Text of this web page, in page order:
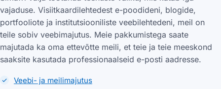
vajaduse. Visiitkaardilehtedest e-poodideni, blogide,
portfooliote ja institutsiooniliste veebilehtedeni, meil on
teile sobiv veebimajutus. Meie pakkumistega saate
majutada ka oma ettevõtte meili, et teie ja teie meeskond
saaksite kasutada professionaalseid e-posti aadresse.
Veebi- ja meilimajutus